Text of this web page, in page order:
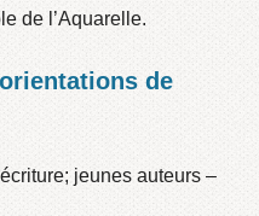
de l’Aquarelle.
de
jeunes auteurs –